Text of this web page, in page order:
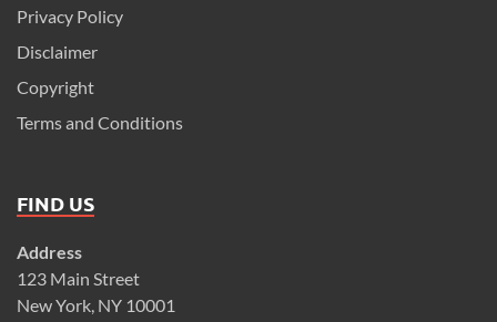
Privacy Policy
Disclaimer
Copyright
Terms and Conditions
FIND US
Address
123 Main Street
New York, NY 10001